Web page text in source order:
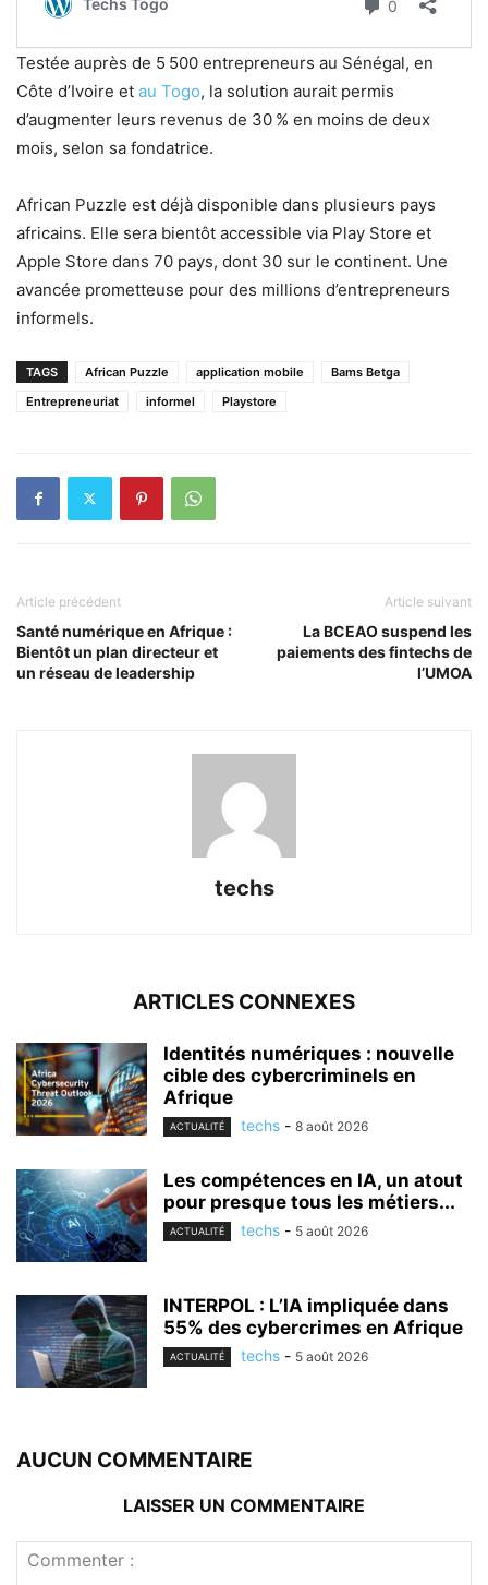
Testée auprès de 5 500 entrepreneurs au Sénégal, en
Côte d’Ivoire et au Togo, la solution aurait permis
d’augmenter leurs revenus de 30 % en moins de deux
mois, selon sa fondatrice.
African Puzzle est déjà disponible dans plusieurs pays
africains. Elle sera bientôt accessible via Play Store et
Apple Store dans 70 pays, dont 30 sur le continent. Une
avancée prometteuse pour des millions d’entrepreneurs
informels.
TAGS African Puzzle application mobile
Bams Betga
Entrepreneuriat
informel Playstore
Article précédent
Santé numérique en Afrique :
Bientôt un plan directeur et
un réseau de leadership
Article suivant
La BCEAO suspend les
paiements des fintechs de
l’UMOA
techs
ARTICLES CONNEXES
Identités numériques : nouvelle
cible des cybercriminels en
Afrique
ACTUALITÉ techs - 8 août 2026
Les compétences en IA, un atout
pour presque tous les métiers...
ACTUALITÉ techs - 5 août 2026
INTERPOL : L’IA impliquée dans
55% des cybercrimes en Afrique
ACTUALITÉ techs - 5 août 2026
AUCUN COMMENTAIRE
LAISSER UN COMMENTAIRE